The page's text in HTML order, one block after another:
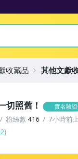
切照舊！ 實名驗證
粉絲數 416
7小時前
)
收藏品 其他文獻